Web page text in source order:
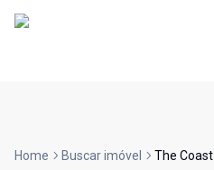
Home Buscar imóvel The Coast